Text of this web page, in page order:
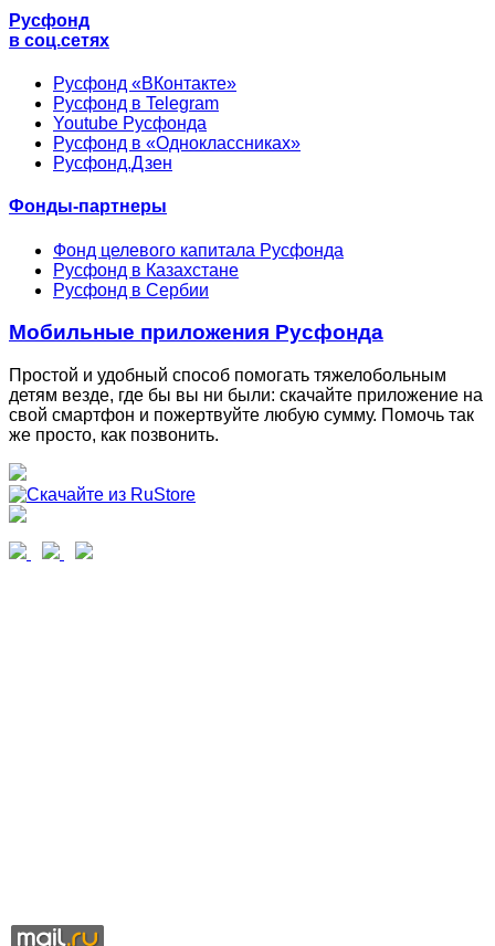
Русфонд
в соц.сетях
Русфонд «ВКонтакте»
Русфонд в Telegram
Youtube Русфонда
Русфонд в «Одноклассниках»
Русфонд.Дзен
Фонды-партнеры
Фонд целевого капитала Русфонда
Русфонд в Казахстане
Русфонд в Сербии
Мобильные приложения Русфонда
Простой и удобный способ помогать тяжелобольным
детям везде, где бы вы ни были: скачайте приложение на
свой смартфон и пожертвуйте любую сумму. Помочь так
же просто, как позвонить.